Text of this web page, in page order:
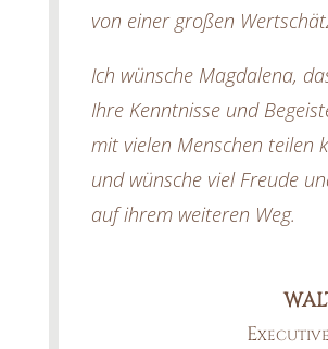
von einer großen
Ich wünsche Magdalena,
Ihre Kenntnisse und
mit vielen Menschen teilen
und wünsche viel Freude
auf ihrem weiteren Weg.